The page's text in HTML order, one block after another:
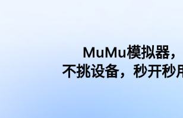
MuMu模拟器，
不挑设备，秒开秒